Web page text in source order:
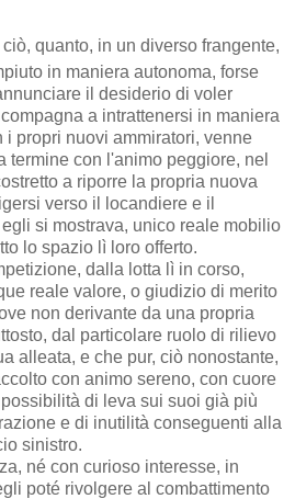
quanto, in un diverso frangente,
in maniera autonoma, forse
il desiderio di voler
a intrattenersi in maniera
i propri nuovi ammiratori, venne
termine con l'animo peggiore, nel
a riporre la propria nuova
verso il locandiere e il
si mostrava, unico reale mobilio
lo spazio lì loro offerto.
dalla lotta lì in corso,
reale valore, o giudizio di merito
non derivante da una propria
dal particolare ruolo di rilievo
alleata, e che pur, ciò nonostante,
con animo sereno, con cuore
di leva sui suoi già più
e di inutilità conseguenti alla
sinistro.
né con curioso interesse, in
poté rivolgere al combattimento